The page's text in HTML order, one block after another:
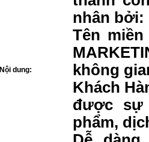
Nội dung:
nhân bởi:
Tên
không
Khách
được sự
phẩm,